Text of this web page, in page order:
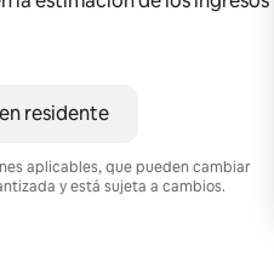
residente
aplicables, que pueden cambiar
y está sujeta a cambios.